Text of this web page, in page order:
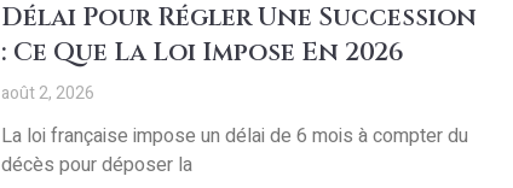
Délai Pour Régler Une Succession
: Ce Que La Loi Impose En 2026
août 2, 2026
La loi française impose un délai de 6 mois à compter du
décès pour déposer la